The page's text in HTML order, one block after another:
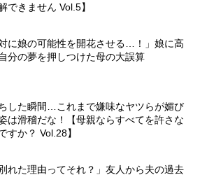
できません Vol.5】
対に娘の可能性を開花させる…！」娘に高
分の夢を押しつけた母の大誤算
した瞬間…これまで嫌味なヤツらが媚び
は滑稽だな！【母親ならすべてを許さな
すか？ Vol.28】
別れた理由ってそれ？」友人から夫の過去